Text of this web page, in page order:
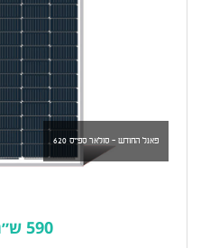
פאנל החודש - סולאר ספייס 620
590 ש״ח בלבד!